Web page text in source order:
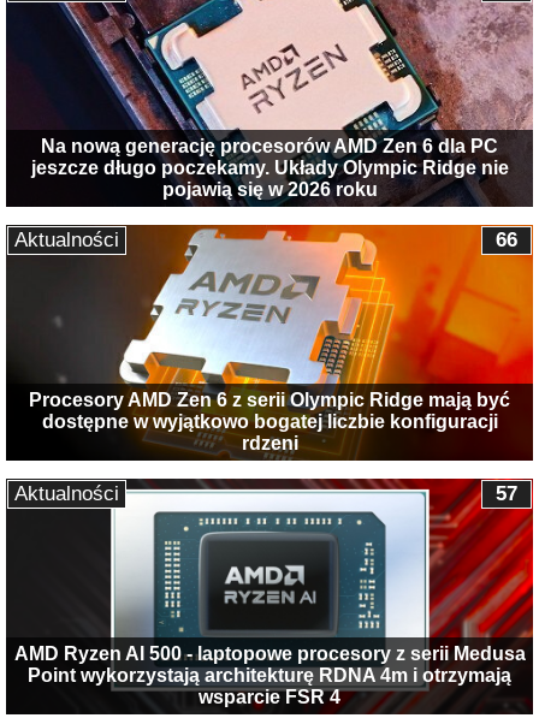
Na nową generację procesorów AMD Zen 6 dla PC
jeszcze długo poczekamy. Układy Olympic Ridge nie
pojawią się w 2026 roku
Procesory AMD Zen 6 z serii Olympic Ridge mają być
dostępne w wyjątkowo bogatej liczbie konfiguracji
rdzeni
66
Aktualności
AMD Ryzen AI 500 - laptopowe procesory z serii Medusa
Point wykorzystają architekturę RDNA 4m i otrzymają
wsparcie FSR 4
57
Aktualności